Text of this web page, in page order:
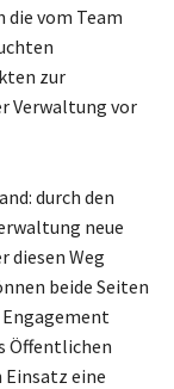
vom Team
zur
Verwaltung vor
durch den
neue
diesen Weg
beide Seiten
Öffentlichen
eine